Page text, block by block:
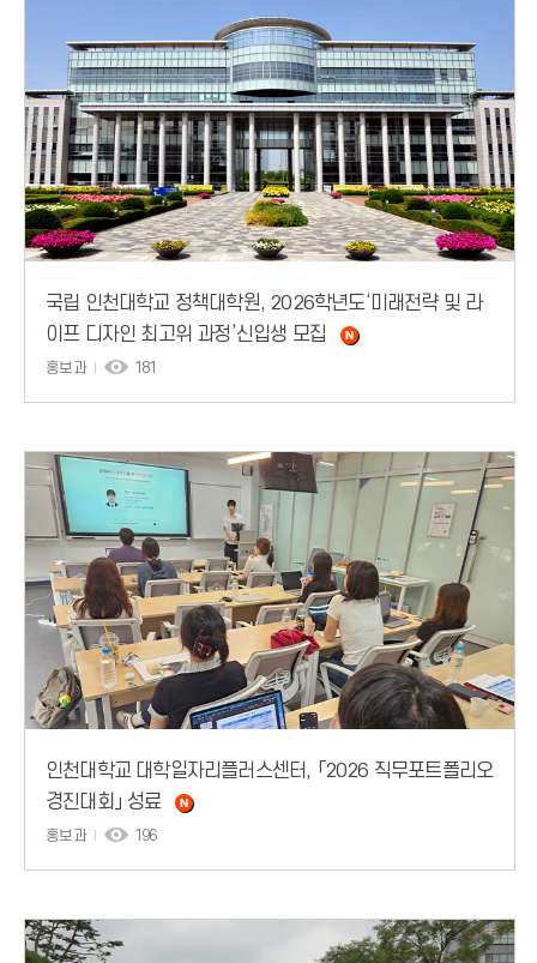
국립 인천대학교 정책대학원, 2026학년도‘미래전략 및 라
이프 디자인 최고위 과정’신입생 모집
홍보과 181
인천대학교 대학일자리플러스센터, 「2026 직무포트폴리오
경진대회」 성료
홍보과 196